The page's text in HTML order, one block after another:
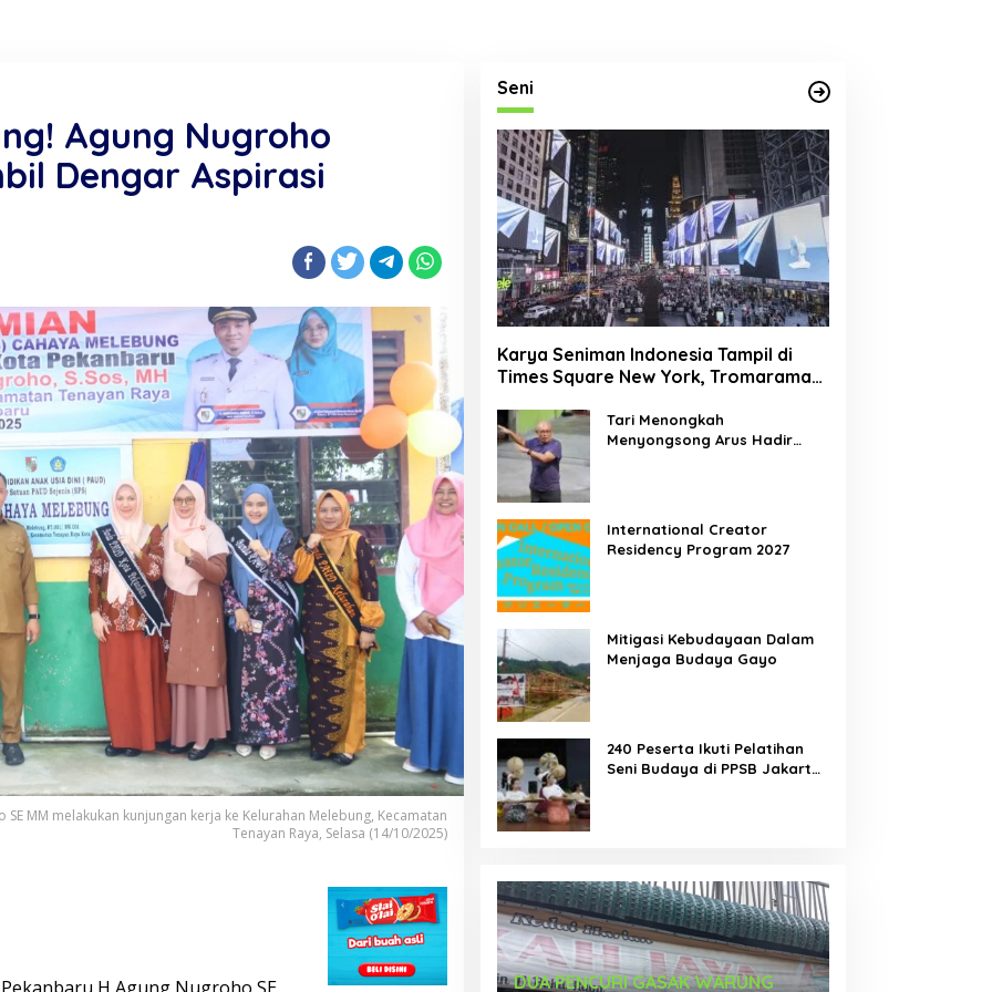
Agung Nugroho
Dengar Aspirasi
MM melakukan kunjungan kerja ke Kelurahan Melebung, Kecamatan
Tenayan Raya, Selasa (14/10/2025)
Seni
Karya Seniman Indonesia Tampil di
Times Square New York, Tromarama
Tari Menongkah
Menyongsong Arus Hadir
International Creator
Residency Program 2027
Mitigasi Kebudayaan Dalam
Menjaga Budaya Gayo
240 Peserta Ikuti Pelatihan
Seni Budaya di PPSB Jakarta
DUA PENCURI GASAK WARUNG
Karya Seniman Indonesia Tampil di